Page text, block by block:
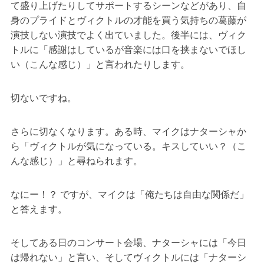
て盛り上げたりしてサポートするシーンなどがあり、自
身のプライドとヴィクトルの才能を買う気持ちの葛藤が
演技しない演技でよく出ていました。後半には、ヴィク
トルに「感謝はしているが音楽には口を挟まないでほし
い（こんな感じ）」と言われたりします。
切ないですね。
さらに切なくなります。ある時、マイクはナターシャか
ら「ヴィクトルが気になっている。キスしていい？（こ
んな感じ）」と尋ねられます。
なにー！？ ですが、マイクは「俺たちは自由な関係だ」
と答えます。
そしてある日のコンサート会場、ナターシャには「今日
は帰れない」と言い、そしてヴィクトルには「ナターシ